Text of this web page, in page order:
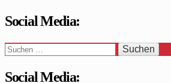
Social Media:
Suchen
nach:
Social Media: